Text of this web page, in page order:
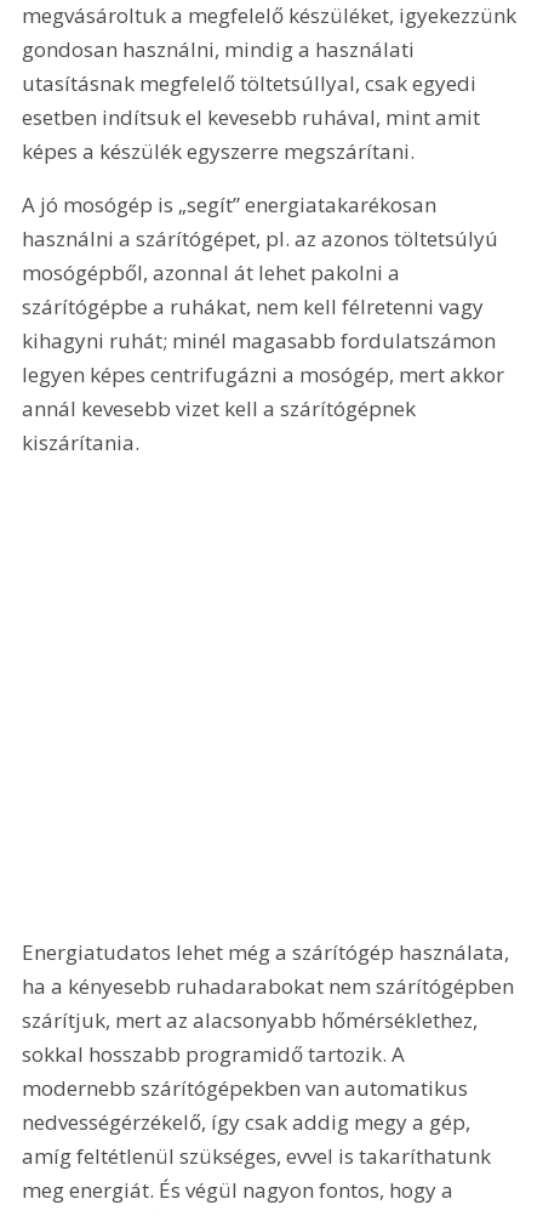
megvásároltuk a megfelelő készüléket, igyekezzünk
gondosan használni, mindig a használati
utasításnak megfelelő töltetsúllyal, csak egyedi
esetben indítsuk el kevesebb ruhával, mint amit
képes a készülék egyszerre megszárítani.
A jó mosógép is „segít” energiatakarékosan
használni a szárítógépet, pl. az azonos töltetsúlyú
mosógépből, azonnal át lehet pakolni a
szárítógépbe a ruhákat, nem kell félretenni vagy
kihagyni ruhát; minél magasabb fordulatszámon
legyen képes centrifugázni a mosógép, mert akkor
annál kevesebb vizet kell a szárítógépnek
kiszárítania.
Energiatudatos lehet még a szárítógép használata,
ha a kényesebb ruhadarabokat nem szárítógépben
szárítjuk, mert az alacsonyabb hőmérséklethez,
sokkal hosszabb programidő tartozik. A
modernebb szárítógépekben van automatikus
nedvességérzékelő, így csak addig megy a gép,
amíg feltétlenül szükséges, evvel is takaríthatunk
meg energiát. És végül nagyon fontos, hogy a